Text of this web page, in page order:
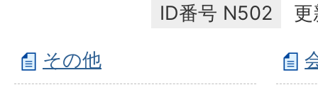
ID番号 N502
その他